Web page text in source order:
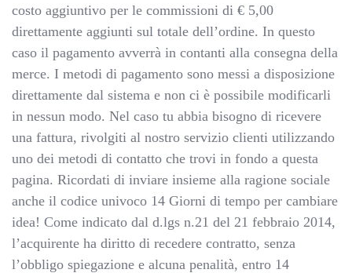
costo aggiuntivo per le commissioni di € 5,00
direttamente aggiunti sul totale dell’ordine. In questo
caso il pagamento avverrà in contanti alla consegna della
merce. I metodi di pagamento sono messi a disposizione
direttamente dal sistema e non ci è possibile modificarli
in nessun modo. Nel caso tu abbia bisogno di ricevere
una fattura, rivolgiti al nostro servizio clienti utilizzando
uno dei metodi di contatto che trovi in fondo a questa
pagina. Ricordati di inviare insieme alla ragione sociale
anche il codice univoco 14 Giorni di tempo per cambiare
idea! Come indicato dal d.lgs n.21 del 21 febbraio 2014,
l’acquirente ha diritto di recedere contratto, senza
l’obbligo spiegazione e alcuna penalità, entro 14